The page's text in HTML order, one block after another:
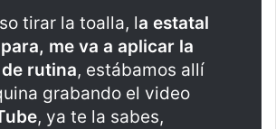
tirar la toalla, la estatal
me va a aplicar la
rutina, estábamos allí
grabando el video
, ya te la sabes,